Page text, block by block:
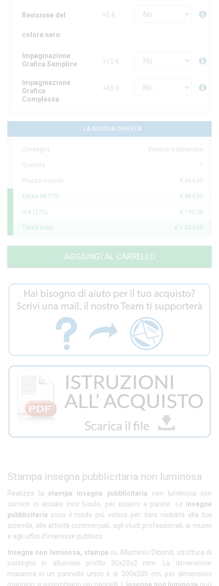
Revisione del
colore nero
+5 €
Impaginazione
Grafica Semplice
+15 €
Impaginazione
Grafica
Complessa
+40 €
LA NOSTRA OFFERTA
Consegna Venerdì 4 Settembre
Quantità 1
Prezzo unitario € 864,00
Totale NETTO € 864,00
IVA (22%) € 190,08
Totale Ivato € 1˙054,08
AGGIUNGI AL CARRELLO
Stampa insegna pubblicitaria non luminosa
Realizza la stampa insegna pubblicitaria non luminosa con
cornice in acciaio inox lucido, per esterni a parete. Le insegne
pubblicitarie sono il modo più veloce per dare visibilità alla tua
azienda, alle attività commerciali, agli studi professionali, ai musei
e agli uffici d'interesse pubblico.
Insegna non luminosa, stampa su Alluminio/Dibond, struttura di
sostegno in alluminio profilo 30x20x2 mm. La dimensione
massima in un pannello unico è di 300x200 cm, per dimensioni